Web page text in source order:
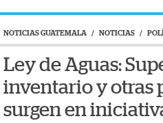
NOTICIAS GUATEMALA / NOTICIAS /
Ley de Aguas:
inventario y otras
surgen en